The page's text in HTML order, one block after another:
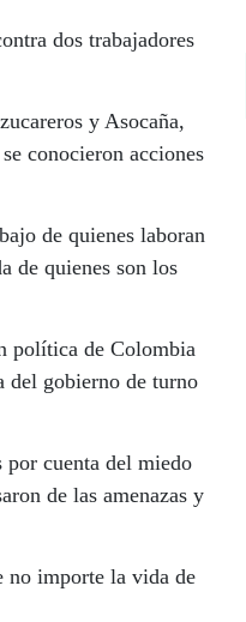
dos trabajadores
y Asocaña,
conocieron acciones
de quienes laboran
de quienes son los
política de Colombia
del gobierno de turno
por cuenta del miedo
de las amenazas y
no importe la vida de